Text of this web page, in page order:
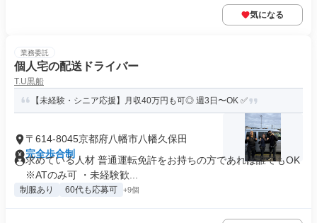
気になる
業務委託
個人宅の配送ドライバー
T.U黒船
【未経験・シニア応援】月収40万円も可◎ 週3日〜OK ✅
〒614-8045京都府八幡市八幡久保田
完全歩合制
求めている人材 普通運転免許をお持ちの方であれば誰でもOK
※ATのみ可 ・未経験歓...
制服あり 60代も応募可 +9個